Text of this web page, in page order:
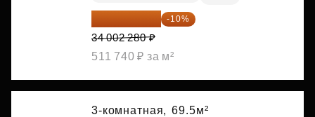
30 602 052 ₽ -10%
34 002 280 ₽
511 740 ₽ за м²
3-комнатная, 69.5м²